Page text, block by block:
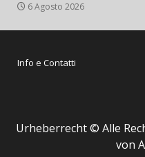
6 Agosto 2026
Info e Contatti
Urheberrecht © Alle
von